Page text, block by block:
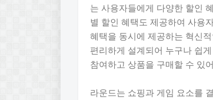
는 사용자들에게 다양한 할인
별 할인 혜택도 제공하여 사용
혜택을 동시에 제공하는 혁신
편리하게 설계되어 누구나 쉽
참여하고 상품을 구매할 수 있
라운드는 쇼핑과 게임 요소를